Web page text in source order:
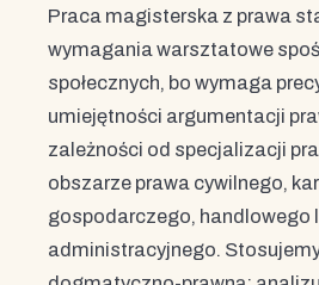
Praca magisterska z prawa
wymagania warsztatowe
społecznych, bo wymaga
umiejętności argumentacji
zależności od specjalizacji
obszarze prawa cywilnego,
gospodarczego, handlowego
administracyjnego.